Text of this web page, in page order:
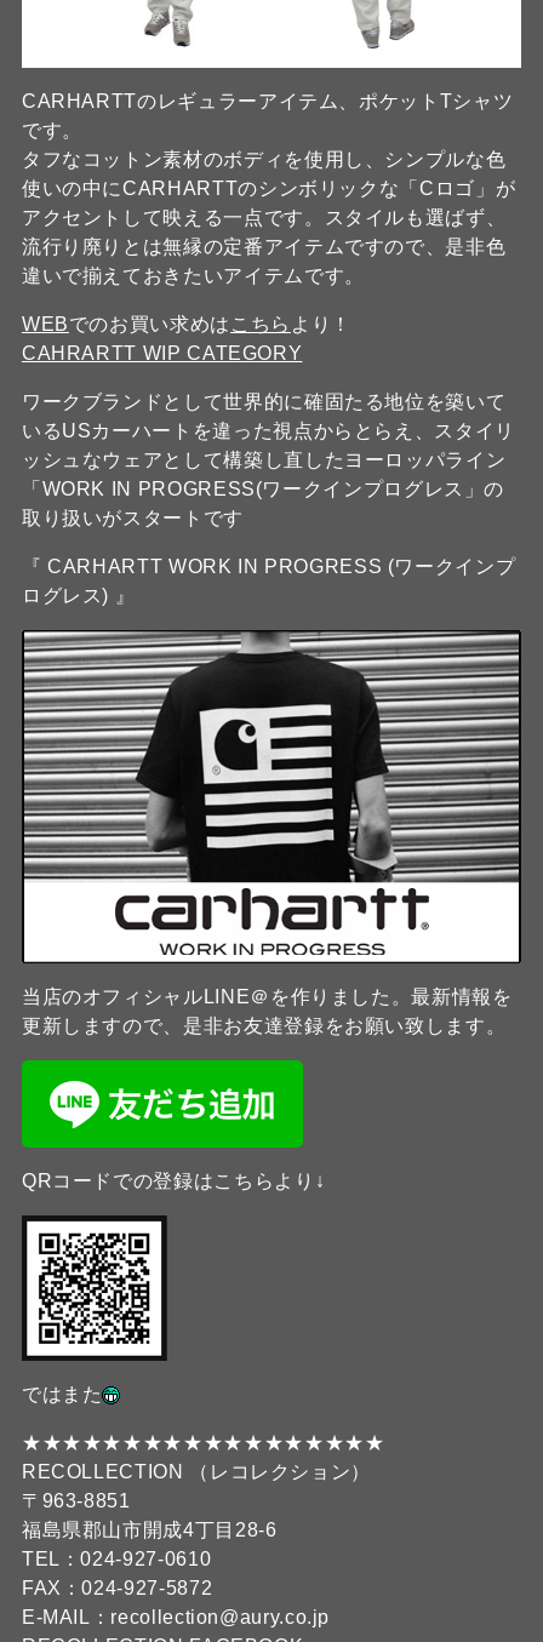
CARHARTTのレギュラーアイテム、ポケットTシャツ
です。
タフなコットン素材のボディを使用し、シンプルな色
使いの中にCARHARTTのシンボリックな「Cロゴ」が
アクセントして映える一点です。スタイルも選ばず、
流行り廃りとは無縁の定番アイテムですので、是非色
違いで揃えておきたいアイテムです。
WEBでのお買い求めは こちら より！
CAHRARTT WIP CATEGORY
ワークブランドとして世界的に確固たる地位を築いて
いるUSカーハートを違った視点からとらえ、スタイリ
ッシュなウェアとして構築し直したヨーロッパライン
「WORK IN PROGRESS(ワークインプログレス」の
取り扱いがスタートです
『 CARHARTT WORK IN PROGRESS (ワークインプ
ログレス) 』
当店のオフィシャルLINE＠を作りました。最新情報を
更新しますので、是非お友達登録をお願い致します。
QRコードでの登録はこちらより↓
ではまた
★★★★★★★★★★★★★★★★★★
RECOLLECTION （レコレクション）
〒963-8851
福島県郡山市開成4丁目28-6
TEL：024-927-0610
FAX：024-927-5872
E-MAIL：recollection@aury.co.jp